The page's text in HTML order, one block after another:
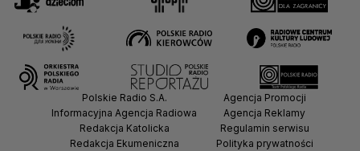
Polskie Radio S.A.
Informacyjna Agencja Radiowa
Redakcja Katolicka
Redakcja Ekumeniczna
Agencja Promocji
Agencja Reklamy
Regulamin serwisu
Polityka prywatności